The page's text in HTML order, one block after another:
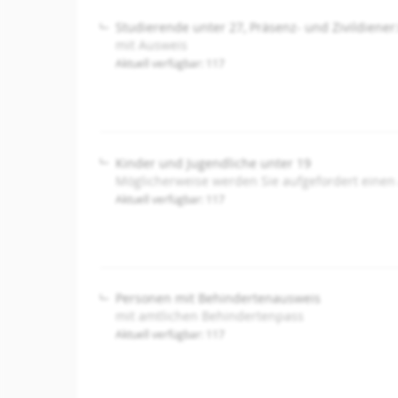
Studierende unter 27, Präsenz- und
mit Ausweis
Aktuell verfügbar: 117
Kinder und Jugendliche unter 19
Möglicherweise werden Sie aufgefordert einen
Aktuell verfügbar: 117
Personen mit Behindertenausweis
mit amtlichen Behindertenpass
Aktuell verfügbar: 117